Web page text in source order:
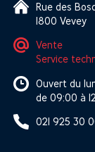
Rue des
1800 Vevey
Vente
Service
Ouvert du
de 09:00 à
021 925 30